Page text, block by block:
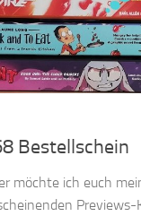
Bestellschein
möchte ich euch
Previews-